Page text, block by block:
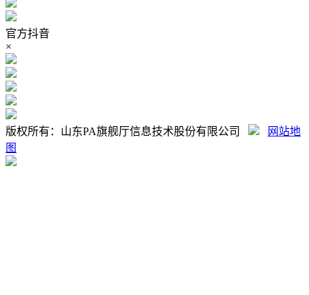
官方抖音
×
版权所有：山东PA旗舰厅信息技术股份有限公司
网站地
图